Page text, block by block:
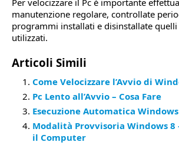
Per velocizzare il Pc è importante
manutenzione regolare, controllate
programmi installati e disinstallate
utilizzati.
Articoli Simili
Come Velocizzare l’Avvio di
Pc Lento all’Avvio – Cosa Fare
Esecuzione Automatica
Modalità Provvisoria Windows 8
il Computer